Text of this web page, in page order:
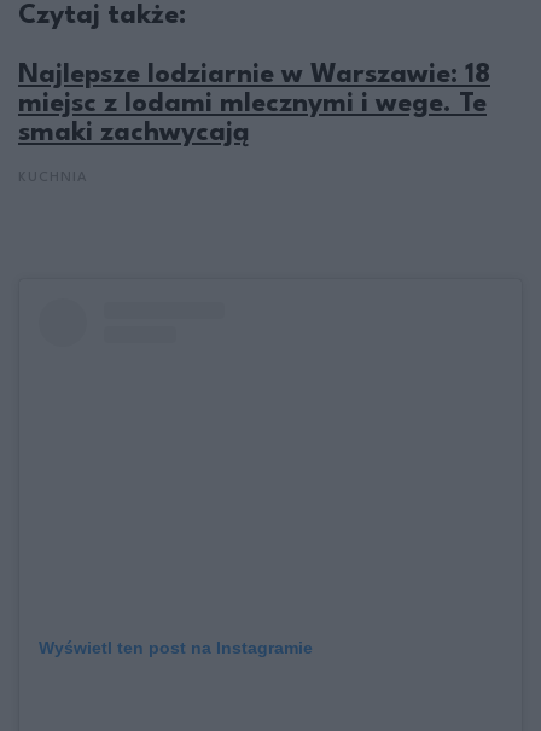
Czytaj także:
Najlepsze lodziarnie w Warszawie: 18
miejsc z lodami mlecznymi i wege. Te
smaki zachwycają
Wyświetl ten post na Instagramie